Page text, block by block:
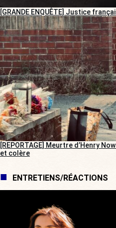
[GRANDE ENQUÊTE] Justice
[REPORTAGE] Meurtre d’Henry
et colère
ENTRETIENS/RÉACTIONS